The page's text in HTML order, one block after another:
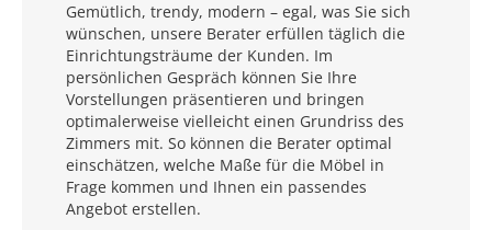
Gemütlich, trendy, modern – egal, was Sie sich
wünschen, unsere Berater erfüllen täglich die
Einrichtungsträume der Kunden. Im
persönlichen Gespräch können Sie Ihre
Vorstellungen präsentieren und bringen
optimalerweise vielleicht einen Grundriss des
Zimmers mit. So können die Berater optimal
einschätzen, welche Maße für die Möbel in
Frage kommen und Ihnen ein passendes
Angebot erstellen.